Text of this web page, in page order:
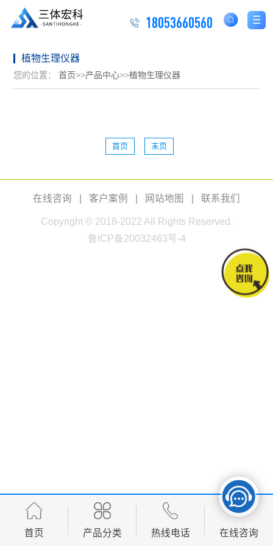
18053660560
植物生理仪器
您的位置： 首页>>产品中心>>植物生理仪器
首页 末页
在线咨询 客户案例 网站地图 联系我们
Copyright © 2018-2022 All Rights Reserved.
鲁ICP备20032463号-4
首页 产品分类 热线电话 在线咨询